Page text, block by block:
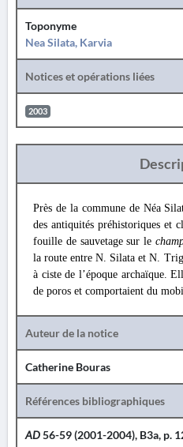
Toponyme
Nea Silata, Karvia
Notices et opérations liées
2003
Près de la commune de Néa
des antiquités préhistoriques et
fouille de sauvetage sur le
la route entre N. Silata et N.
à ciste de l’époque archaïque.
de poros et comportaient du
Auteur de la notice
Catherine Bouras
Références bibliographiques
AD56-59 (2001-2004), B3a, p.